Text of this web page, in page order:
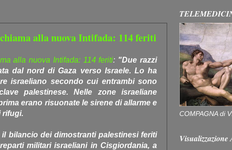
alla nuova Intifada: 114 feriti
alla nuova Intifada: 114 feriti: "Due razzi
dal nord di Gaza verso Israele. Lo ha
israeliano secondo cui entrambi sono
palestinese. Nelle zone israeliane
erano risuonate le sirene di allarme e
rifugi.
bilancio dei dimostranti palestinesi feriti
militari israeliani in Cisgiordania, a
COMPAGNA di